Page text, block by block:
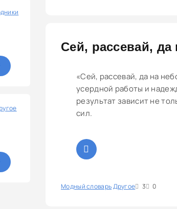
Сей, рассевай, да
«Сей, рассевай, да на
усердной работы и
результат зависит не
сил.
Модный словарьДругое 3 0
1 2 3 4 5